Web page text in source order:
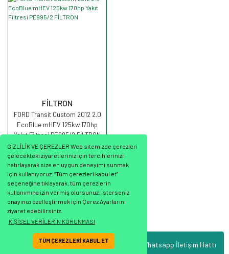
GİZLİLİK VE ÇEREZLER Web sitemizde çerezleri
gelecekteki ziyaretleriniz için tercihlerinizi
hatırlayarak size en uygun deneyimi sunmak
için kullanıyoruz. “Tüm çerezleri kabul et”
seçeneğine tıklayarak, tüm çerezlerin
kullanımına izin vermiş olursunuz. İsterseniz
onayınızı özelleştirmek için Çerez Ayarlarını
ziyaret edebilirsiniz.
KİŞİSEL VERİLERİN KORUNMASI
TÜM ÇEREZLERİ KABUL ET Whatsapp İletişim Hattı
FİLTRON
FORD Transit Custom 2012 2.0
EcoBlue mHEV 125kw 170hp
Yakıt Filtresi PE995/2 FİLTRON
2.477,15 TL